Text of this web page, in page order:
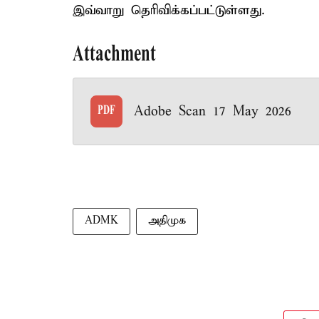
இவ்வாறு தெரிவிக்கப்பட்டுள்ளது.
Attachment
PDF Adobe Scan 17 May 2026
ADMK அதிமுக